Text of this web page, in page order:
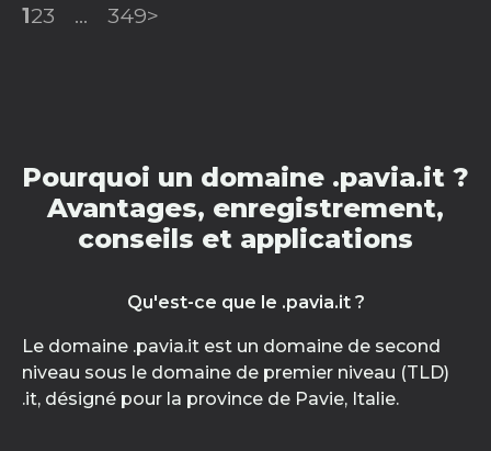
123 ... 349>
Pourquoi un domaine .pavia.it ?
Avantages, enregistrement,
conseils et applications
Qu'est-ce que le .pavia.it ?
Le domaine .pavia.it est un domaine de second
niveau sous le domaine de premier niveau (TLD)
.it, désigné pour la province de Pavie, Italie.